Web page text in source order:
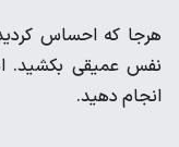
هرجا که احساس
نفس عمیقی بکشید.
انجام دهید.